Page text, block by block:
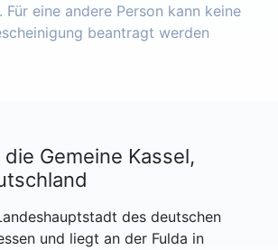
Für eine andere Person kann keine
beantragt werden
Gemeine Kassel,
des deutschen
und liegt an der Fulda in